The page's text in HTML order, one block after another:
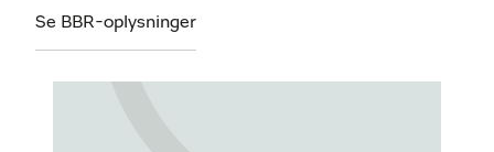
Se BBR-oplysninger